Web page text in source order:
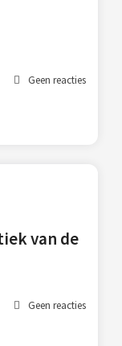
Geen reacties
van de
Geen reacties